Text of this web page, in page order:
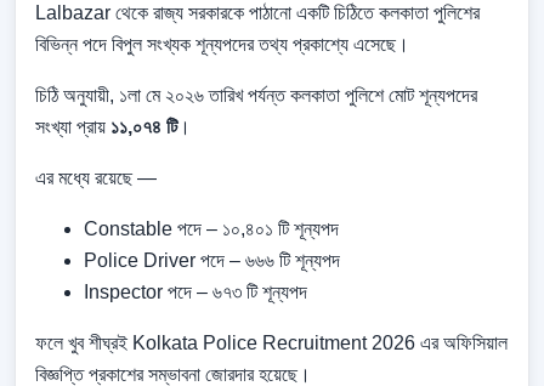
Lalbazar থেকে রাজ্য সরকারকে পাঠানো একটি চিঠিতে কলকাতা পুলিশের
বিভিন্ন পদে বিপুল সংখ্যক শূন্যপদের তথ্য প্রকাশ্যে এসেছে।
চিঠি অনুযায়ী, ১লা মে ২০২৬ তারিখ পর্যন্ত কলকাতা পুলিশে মোট শূন্যপদের
সংখ্যা প্রায় ১১,০৭৪ টি।
এর মধ্যে রয়েছে —
Constable পদে – ১০,৪০১ টি শূন্যপদ
Police Driver পদে – ৬৬৬ টি শূন্যপদ
Inspector পদে – ৬৭৩ টি শূন্যপদ
ফলে খুব শীঘ্রই Kolkata Police Recruitment 2026 এর অফিসিয়াল
বিজ্ঞপ্তি প্রকাশের সম্ভাবনা জোরদার হয়েছে।